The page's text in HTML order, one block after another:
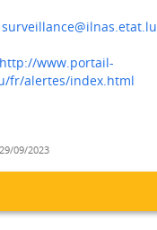
surveillance@ilnas.etat.lu
http://www.portail-
fr/alertes/index.html
29/09/2023